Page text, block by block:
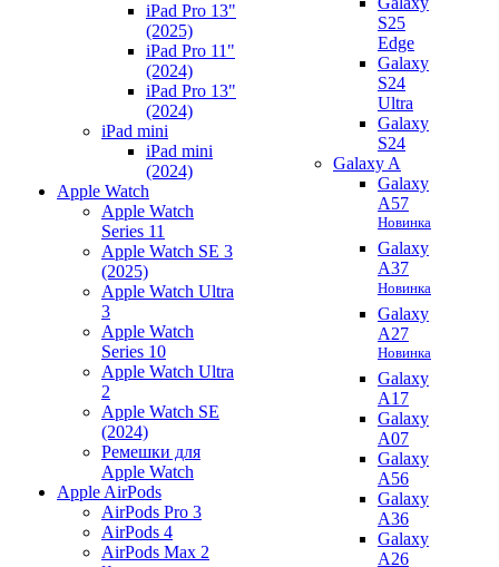
iPad Pro 13"
(2025)
iPad Pro 11"
(2024)
iPad Pro 13"
(2024)
iPad mini
iPad mini
(2024)
Apple Watch
Apple Watch
Series 11
Apple Watch SE 3
(2025)
Apple Watch Ultra
3
Apple Watch
Series 10
Apple Watch Ultra
2
Apple Watch SE
(2024)
Ремешки для
Apple Watch
Apple AirPods
AirPods Pro 3
AirPods 4
AirPods Max 2
S25
Edge
Galaxy
S24
Ultra
Galaxy
S24
Galaxy A
Galaxy
A57
Новинка
Galaxy
A37
Новинка
Galaxy
A27
Новинка
Galaxy
A17
Galaxy
A07
Galaxy
A56
Galaxy
A36
Galaxy
A26